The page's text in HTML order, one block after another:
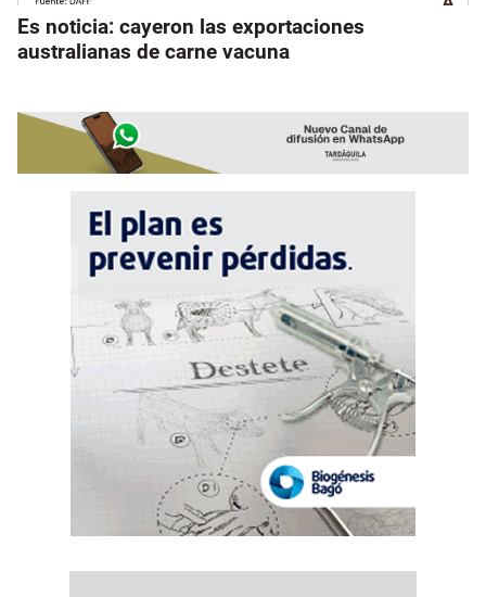
Es noticia: cayeron las exportaciones
australianas de carne vacuna